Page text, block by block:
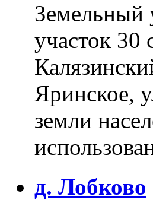
Земельный
участок 30
Яринское,
земли
д. Лобково